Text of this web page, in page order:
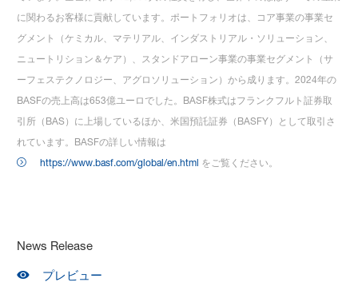
に関わるお客様に貢献しています。ポートフォリオは、コア事業の事業セ
グメント（ケミカル、マテリアル、インダストリアル・ソリューション、
ニュートリション＆ケア）、スタンドアローン事業の事業セグメント（サ
ーフェステクノロジー、アグロソリューション）から成ります。2024年の
BASFの売上高は653億ユーロでした。BASF株式はフランクフルト証券取
引所（BAS）に上場しているほか、米国預託証券（BASFY）として取引さ
れています。BASFの詳しい情報は
https://www.basf.com/global/en.html をご覧ください。
News Release
プレビュー